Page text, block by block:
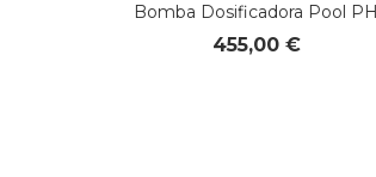
Bomba Dosificadora Pool PH
455,00 €